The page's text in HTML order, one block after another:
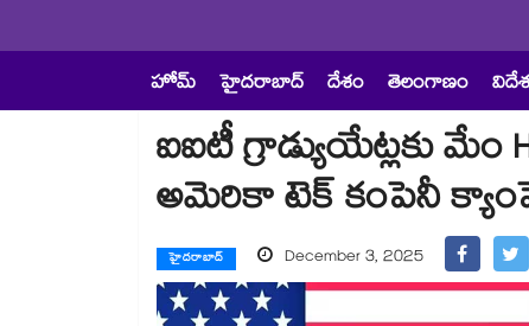
హోమ్ హైదరాబాద్ దేశం తెలంగాణం
ఐఐటీ గ్రాడ్యుయేట్లకు మేం
అమెరికా టెక్ కంపెనీ
హైదరాబాద్ December 3, 2025